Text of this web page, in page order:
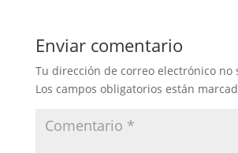
Enviar comentario
Tu dirección de correo electrónico no
Los campos obligatorios están